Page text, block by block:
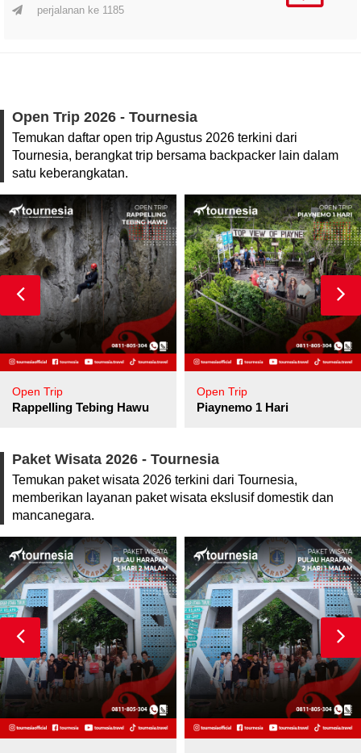
perjalanan ke 1185
Open Trip 2026 - Tournesia
Temukan daftar open trip Agustus 2026 terkini dari
Tournesia, berangkat trip bersama backpacker lain dalam
satu keberangkatan.
Open Trip
Rappelling Tebing Hawu
Open Trip
Piaynemo 1 Hari
Paket Wisata 2026 - Tournesia
Temukan paket wisata 2026 terkini dari Tournesia,
memberikan layanan paket wisata ekslusif domestik dan
mancanegara.